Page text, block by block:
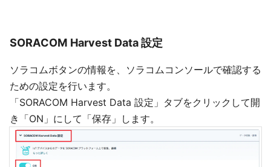
SORACOM Harvest Data 設定
ソラコムボタンの情報を、ソラコムコンソールで確認する
ための設定を行います。
「SORACOM Harvest Data 設定」タブをクリックして開
き「ON」にして「保存」します。